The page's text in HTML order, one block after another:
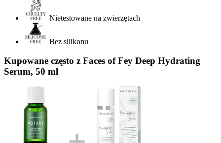
Nietestowane na zwierzętach
Bez silikonu
Kupowane często z Faces of Fey Deep Hydrating
Serum, 50 ml